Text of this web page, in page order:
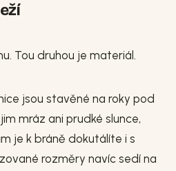
Tou druhou je materiál.
jsou stavěné na roky pod
mráz ani prudké slunce,
je k bráně dokutálíte i s
rozměry navíc sedí na